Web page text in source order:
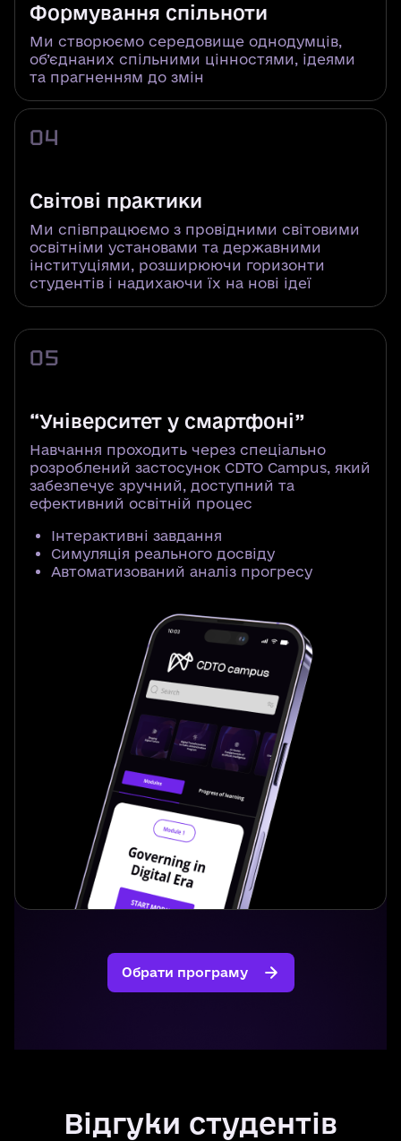
Формування спільноти
Ми створюємо середовище однодумців,
об’єднаних спільними цінностями, ідеями
та прагненням до змін
04
Світові практики
Ми співпрацюємо з провідними світовими
освітніми установами та державними
інституціями, розширюючи горизонти
студентів і надихаючи їх на нові ідеї
05
“Університет у смартфоні”
Навчання проходить через спеціально
розроблений застосунок CDTO Campus, який
забезпечує зручний, доступний та
ефективний освітній процес
Інтерактивні завдання
Симуляція реального досвіду
Автоматизований аналіз прогресу
Обрати програму
Відгуки студентів